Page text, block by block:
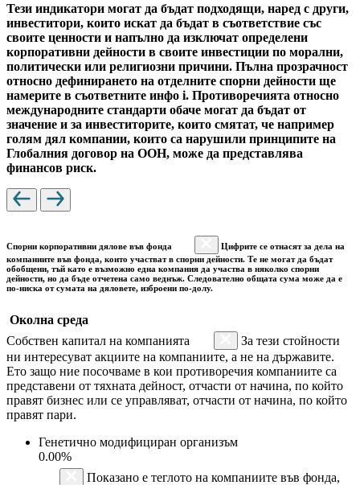
Тези индикатори могат да бъдат подходящи, наред с други,
инвеститори, които искат да бъдат в съответствие със
своите ценности и напълно да изключат определени
корпоративни дейности в своите инвестиции по морални,
политически или религиозни причини. Пълна прозрачност
относно дефинирането на отделните спорни дейности ще
намерите в съответните инфо i. Противоречията относно
международните стандарти обаче могат да бъдат от
значение и за инвеститорите, които смятат, че например
голям дял компании, които са нарушили принципите на
Глобалния договор на ООН, може да представлява
финансов риск.
Спорни корпоративни дялове във фонда
Цифрите се отнасят за дела на
компаниите във фонда, които участват в спорни дейности. Те не могат да бъдат
обобщени, тъй като е възможно една компания да участва в няколко спорни
дейности, но да бъде отчетена само веднъж. Следователно общата сума може да е
по-ниска от сумата на дяловете, изброени по-долу.
Околна среда
Собствен капитал на компанията
За тези стойности
ни интересуват акциите на компаниите, а не на държавите.
Ето защо ние посочваме в кои противоречия компаниите са
представени от тяхната дейност, отчасти от начина, по който
правят бизнес или се управляват, отчасти от начина, по който
правят пари.
Генетично модифициран организъм
0.00%
Показано е теглото на компаниите във фонда,